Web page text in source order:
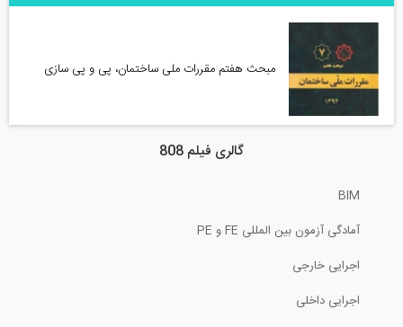
مبحث هفتم مقررات ملی ساختمان، پی و پی سازی
گالری فیلم 808
BIM
آمادگی آزمون بین المللی FE و PE
اجرایی خارجی
اجرایی داخلی